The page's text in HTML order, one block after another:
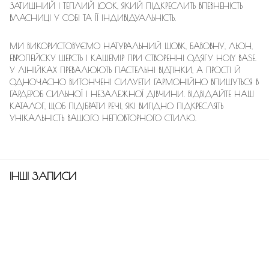
ЗАТИШНИЙ І ТЕПЛИЙ LOOK, ЯКИЙ ПІДКРЕСЛИТЬ ВПЕВНЕНІСТЬ
ВЛАСНИЦІ У СОБІ ТА ЇЇ ІНДИВІДУАЛЬНІСТЬ.
МИ ВИКОРИСТОВУЄМО НАТУРАЛЬНИЙ ШОВК, БАВОВНУ, ЛЬОН,
ЕВРОПЕЙСКУ ШЕРСТЬ І КАШЕМІР ПРИ СТВОРЕННІ ОДЯГУ HOLY BASE.
У ЛІНІЙКАХ ПРЕВАЛЮЮТЬ ПАСТЕЛЬНІ ВІДТІНКИ, А ПРОСТІ Й
ОДНОЧАСНО ВИТОНЧЕНІ СИЛУЕТИ ГАРМОНІЙНО ВПИШУТЬСЯ В
ГАРДЕРОБ СИЛЬНОЇ І НЕЗАЛЕЖНОЇ ДІВЧИНИ. ВІДВІДАЙТЕ НАШ
КАТАЛОГ, ЩОБ ПІДІБРАТИ РЕЧІ, ЯКІ ВИГІДНО ПІДКРЕСЛЯТЬ
УНІКАЛЬНІСТЬ ВАШОГО НЕПОВТОРНОГО СТИЛЮ.
ІНШІ ЗАПИСИ